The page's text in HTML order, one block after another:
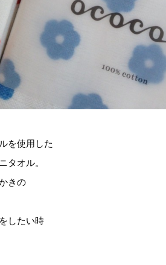
を使用した
タオル。
きの
したい時